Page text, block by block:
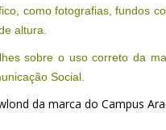
como fotografias, fundos
altura.
sobre o uso correto da
Social.
da marca do Campus